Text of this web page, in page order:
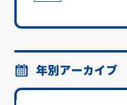
年別アーカイブ